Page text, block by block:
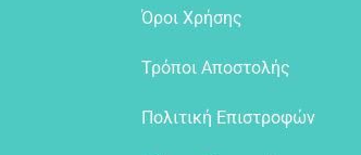
Όροι Χρήσης
Τρόποι Αποστολής
Πολιτική Επιστροφών